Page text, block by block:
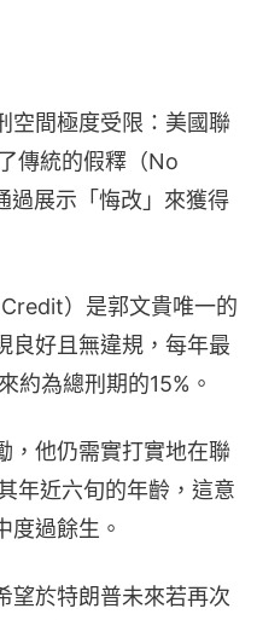
空間極度受限：美國聯
傳統的假釋（No
過展示「悔改」來獲得
）是郭文貴唯一的
良好且無違規，每年最
約為總刑期的15%。
，他仍需實打實地在聯
年近六旬的年齡，這意
度過餘生。
望於特朗普未來若再次